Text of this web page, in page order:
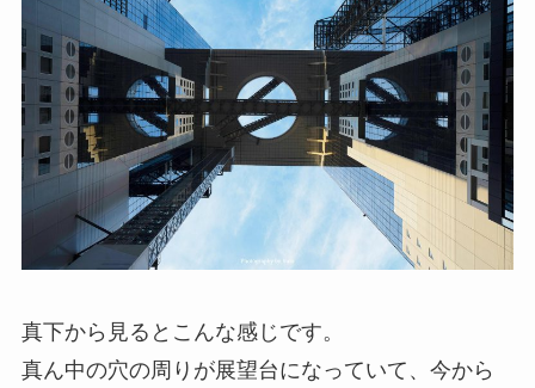
真下から見るとこんな感じです。
真ん中の穴の周りが展望台になっていて、今から